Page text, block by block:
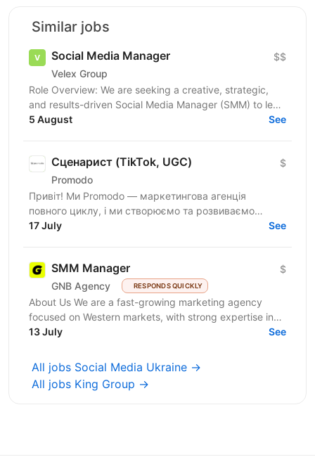
Similar jobs
Social Media Manager
Velex Group
$$
Role Overview: ​We are seeking a creative, strategic,
and results-driven Social Media Manager (SMM) to lead
our social media presence and strengthen our...
5 August See
Сценарист (TikTok, UGC)
Promodo
$
Привіт! Ми Promodo — маркетингова агенція
повного циклу, і ми створюємо та розвиваємо
лідерів ринку. Поєднуємо стратегію та performance,
17 July See
SMM Manager
GNB Agency RESPONDS QUICKLY
$
About Us We are a fast-growing marketing agency
focused on Western markets, with strong expertise in
cryptocurrency, gambling, and betting. We work with...
13 July See
All jobs Social Media Ukraine →
All jobs King Group →